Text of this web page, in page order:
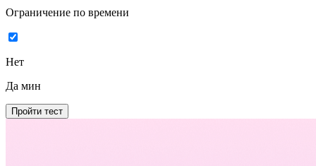
Ограничение по времени
Нет
Да мин
Пройти тест